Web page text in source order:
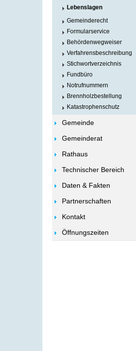
Lebenslagen
Gemeinderecht
Formularservice
Behördenwegweiser
Verfahrensbeschreibung
Stichwortverzeichnis
Fundbüro
Notrufnummern
Brennholzbestellung
Katastrophenschutz
Gemeinde
Gemeinderat
Rathaus
Technischer Bereich
Daten & Fakten
Partnerschaften
Kontakt
Öffnungszeiten